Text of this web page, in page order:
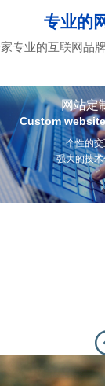
专业的
专业的互联网品
网站定
Custom
个性的
强大的技